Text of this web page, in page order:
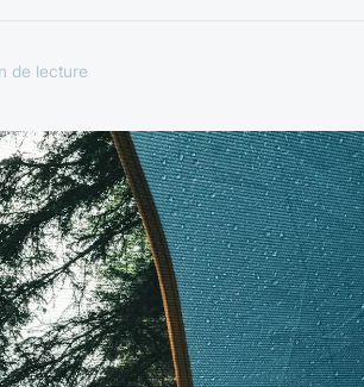
de lecture